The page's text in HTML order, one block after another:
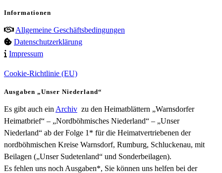
Informationen
Allgemeine Geschäftsbedingungen
Datenschutzerklärung
Impressum
Cookie-Richtlinie (EU)
Ausgaben „Unser Niederland“
Es gibt auch ein Archiv zu den Heimatblättern „Warnsdorfer
Heimatbrief“ – „Nordböhmisches Niederland“ – „Unser
Niederland“ ab der Folge 1* für die Heimatvertriebenen der
nordböhmischen Kreise Warnsdorf, Rumburg, Schluckenau, mit
Beilagen („Unser Sudetenland“ und Sonderbeilagen).
Es fehlen uns noch Ausgaben*, Sie können uns helfen bei der